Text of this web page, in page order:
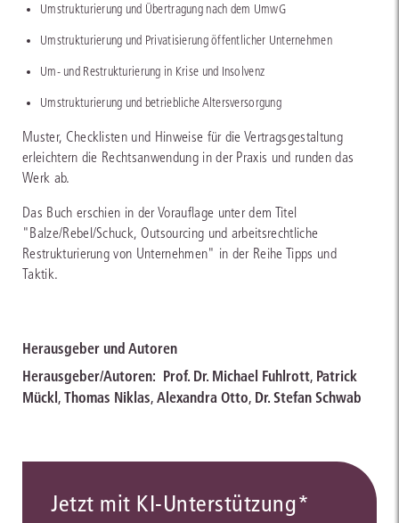
Umstrukturierung und Übertragung nach dem UmwG
Umstrukturierung und Privatisierung öffentlicher Unternehmen
Um- und Restrukturierung in Krise und Insolvenz
Umstrukturierung und betriebliche Altersversorgung
Muster, Checklisten und Hinweise für die Vertragsgestaltung
erleichtern die Rechtsanwendung in der Praxis und runden das
Werk ab.
Das Buch erschien in der Vorauflage unter dem Titel
"Balze/Rebel/Schuck, Outsourcing und arbeitsrechtliche
Restrukturierung von Unternehmen" in der Reihe Tipps und
Taktik.
Herausgeber und Autoren
Herausgeber/Autoren: Prof. Dr. Michael Fuhlrott, Patrick
Mückl , Thomas Niklas, Alexandra Otto, Dr. Stefan Schwab
Jetzt mit KI-Unterstützung*